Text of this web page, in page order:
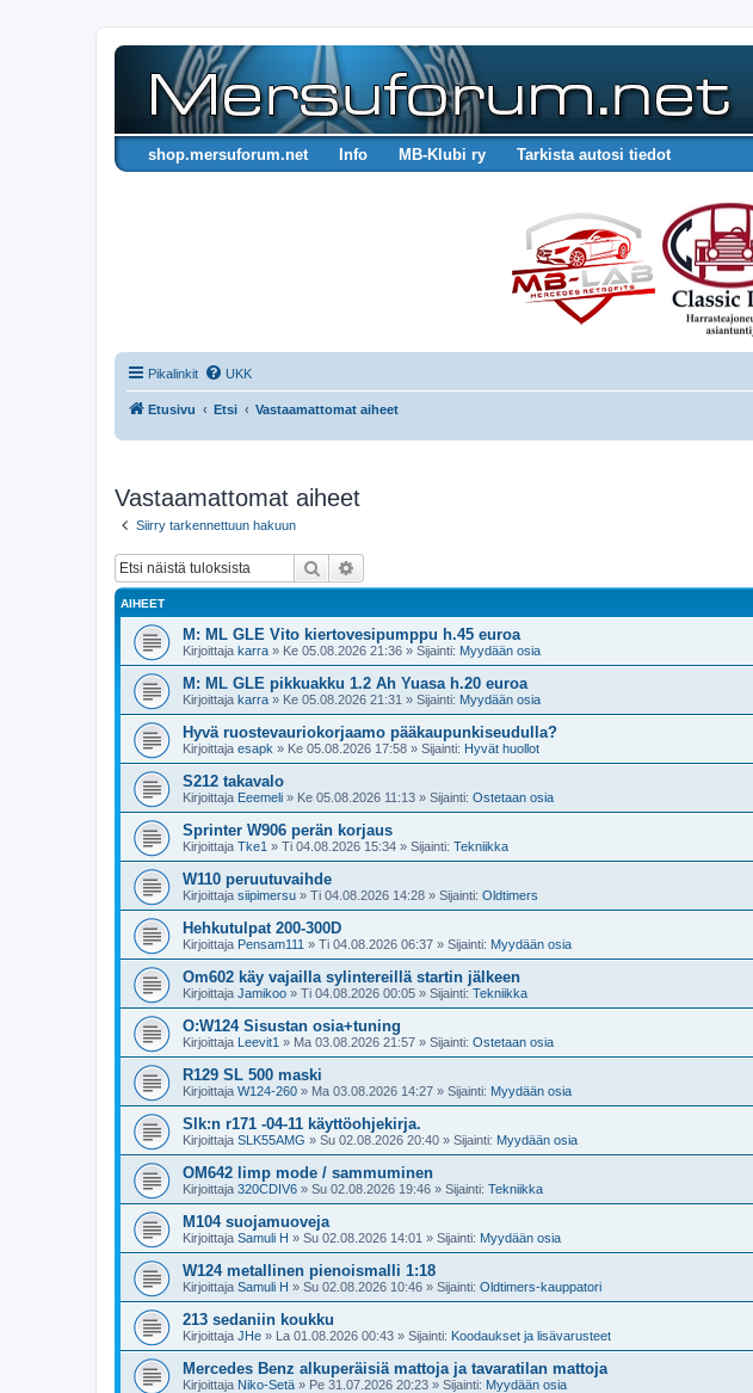
shop.mersuforum.net Info MB-Klubi ry Tarkista autosi tiedot
Pikalinkit UKK
Etusivu Etsi Vastaamattomat aiheet
Vastaamattomat aiheet
Siirry tarkennettuun hakuun
Etsi
AIHEET
M: ML GLE Vito kiertovesipumppu h.45 euroa
Kirjoittaja karra » Ke 05.08.2026 21:36 » Sijainti: Myydään osia
M: ML GLE pikkuakku 1.2 Ah Yuasa h.20 euroa
Kirjoittaja karra » Ke 05.08.2026 21:31 » Sijainti: Myydään osia
Hyvä ruostevauriokorjaamo pääkaupunkiseudulla?
Kirjoittaja esapk » Ke 05.08.2026 17:58 » Sijainti: Hyvät huollot
S212 takavalo
Kirjoittaja Eeemeli » Ke 05.08.2026 11:13 » Sijainti: Ostetaan osia
Sprinter W906 perän korjaus
Kirjoittaja Tke1 » Ti 04.08.2026 15:34 » Sijainti: Tekniikka
W110 peruutuvaihde
Kirjoittaja siipimersu » Ti 04.08.2026 14:28 » Sijainti: Oldtimers
Hehkutulpat 200-300D
Kirjoittaja Pensam111 » Ti 04.08.2026 06:37 » Sijainti: Myydään osia
Om602 käy vajailla sylintereillä startin jälkeen
Kirjoittaja Jamikoo » Ti 04.08.2026 00:05 » Sijainti: Tekniikka
O:W124 Sisustan osia+tuning
Kirjoittaja Leevit1 » Ma 03.08.2026 21:57 » Sijainti: Ostetaan osia
R129 SL 500 maski
Kirjoittaja W124-260 » Ma 03.08.2026 14:27 » Sijainti: Myydään osia
Slk:n r171 -04-11 käyttöohjekirja.
Kirjoittaja SLK55AMG » Su 02.08.2026 20:40 » Sijainti: Myydään osia
OM642 limp mode / sammuminen
Kirjoittaja 320CDIV6 » Su 02.08.2026 19:46 » Sijainti: Tekniikka
M104 suojamuoveja
Kirjoittaja Samuli H » Su 02.08.2026 14:01 » Sijainti: Myydään osia
W124 metallinen pienoismalli 1:18
Kirjoittaja Samuli H » Su 02.08.2026 10:46 » Sijainti: Oldtimers-kauppatori
213 sedaniin koukku
Kirjoittaja JHe » La 01.08.2026 00:43 » Sijainti: Koodaukset ja lisävarusteet
Mercedes Benz alkuperäisiä mattoja ja tavaratilan mattoja
Kirjoittaja Niko-Setä » Pe 31.07.2026 20:23 » Sijainti: Myydään osia